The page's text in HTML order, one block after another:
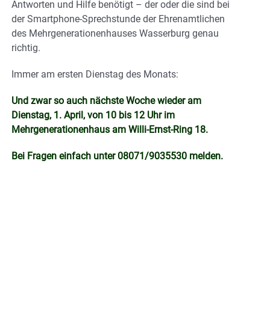
Antworten und Hilfe benötigt – der oder die sind bei
der Smartphone-Sprechstunde der Ehrenamtlichen
des Mehrgenerationenhauses Wasserburg genau
richtig.
Immer am ersten Dienstag des Monats:
Und zwar so auch nächste Woche wieder am
Dienstag, 1. April, von 10 bis 12 Uhr im
Mehrgenerationenhaus am Willi-Ernst-Ring 18.
Bei Fragen einfach unter 08071/9035530 melden.